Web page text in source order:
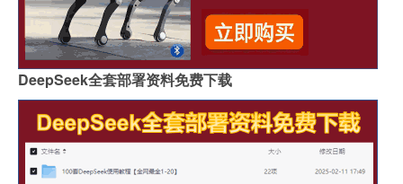
DeepSeek全套部署资料免费下载